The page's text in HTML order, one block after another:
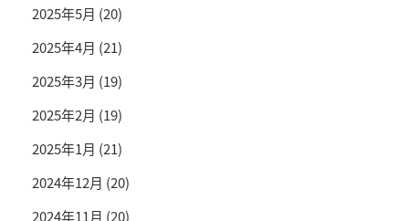
2025年5月 (20)
2025年4月 (21)
2025年3月 (19)
2025年2月 (19)
2025年1月 (21)
2024年12月 (20)
2024年11月 (20)